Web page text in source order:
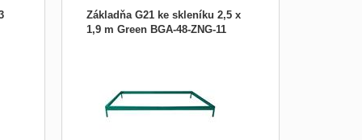
Základňa G21 ke skleníku 2,5 x
1,9 m Green BGA-48-ZNG-11
dílu snazší a dosahnete tak větší tuhosti
konstrukce. Plechová základna
nahrazující podezdívku. Vyrobeno z